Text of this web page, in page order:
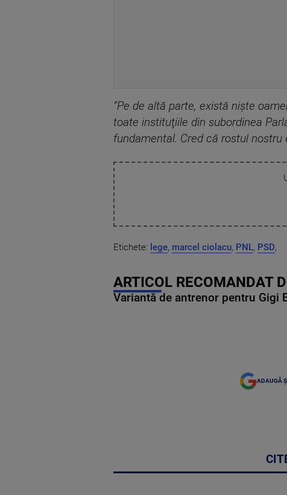
”Pe de altă parte, există nişte
toate instituţiile din subordinea
fundamental. Cred că rostul
Etichete: lege, marcel ciolacu, PNL, PSD,
ARTICOL RECOMANDAT
Variantă de antrenor pentru Gigi
ADAUGĂ